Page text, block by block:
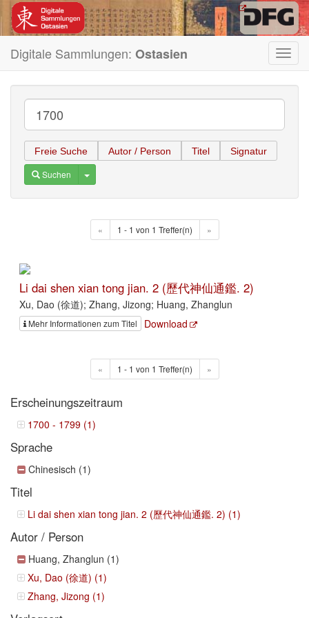
Digitale Sammlungen: Ostasien
Freie Suche Autor / Person Titel Signatur
Suchen Toggle Dropdown
« 1 - 1 von 1 Treffer(n) »
Li dai shen xian tong jian. 2 (歷代神仙通鑑. 2)
Xu, Dao (徐道); Zhang, Jizong; Huang, Zhanglun
Mehr Informationen zum Titel Download
« 1 - 1 von 1 Treffer(n) »
Erscheinungszeitraum
1700 - 1799 (1)
Sprache
Chinesisch (1)
Titel
Li dai shen xian tong jian. 2 (歷代神仙通鑑. 2) (1)
Autor / Person
Huang, Zhanglun (1)
Xu, Dao (徐道) (1)
Zhang, Jizong (1)